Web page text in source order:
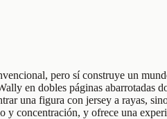
pero sí construye un
en dobles páginas abarrotadas
una figura con jersey a rayas,
y concentración, y ofrece una